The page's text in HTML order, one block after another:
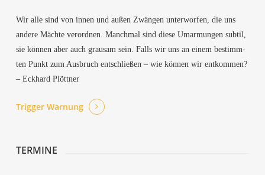
Wir alle sind von innen und außen Zwän­gen unter­wor­fen, die uns
ande­re Mäch­te ver­ord­nen. Manch­mal sind die­se Umar­mun­gen sub­til,
sie kön­nen aber auch grau­sam sein. Falls wir uns an einem bestimm­
ten Punkt zum Aus­bruch ent­schlie­ßen – wie kön­nen wir ent­kom­men?
– Eck­hard Plöttner
Trig­ger Warnung
TER­MI­NE